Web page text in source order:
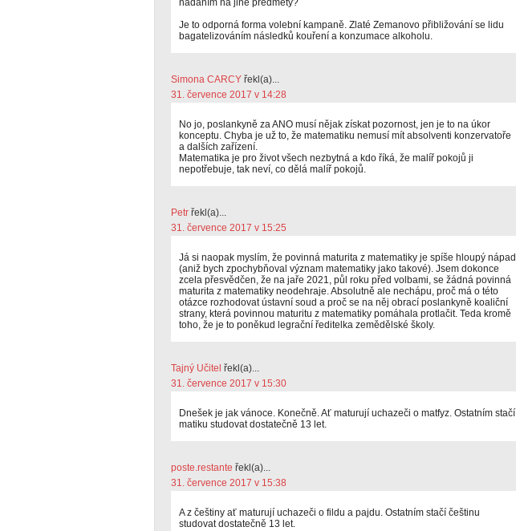
nadáním na jiné předměty?
Je to odporná forma volební kampaně. Zlaté Zemanovo přibližování se lidu
bagatelizováním následků kouření a konzumace alkoholu.
Simona CARCY řekl(a)...
31. července 2017 v 14:28
No jo, poslankyně za ANO musí nějak získat pozornost, jen je to na úkor
konceptu. Chyba je už to, že matematiku nemusí mít absolventi konzervatoře
a dalších zařízení.
Matematika je pro život všech nezbytná a kdo říká, že malíř pokojů ji
nepotřebuje, tak neví, co dělá malíř pokojů.
Petr řekl(a)...
31. července 2017 v 15:25
Já si naopak myslím, že povinná maturita z matematiky je spíše hloupý nápad
(aniž bych zpochybňoval význam matematiky jako takové). Jsem dokonce
zcela přesvědčen, že na jaře 2021, půl roku před volbami, se žádná povinná
maturita z matematiky neodehraje. Absolutně ale nechápu, proč má o této
otázce rozhodovat ústavní soud a proč se na něj obrací poslankyně koaliční
strany, která povinnou maturitu z matematiky pomáhala protlačit. Teda kromě
toho, že je to poněkud legrační ředitelka zemědělské školy.
Tajný Učitel řekl(a)...
31. července 2017 v 15:30
Dnešek je jak vánoce. Konečně. Ať maturují uchazeči o matfyz. Ostatním stačí
matiku studovat dostatečně 13 let.
poste.restante řekl(a)...
31. července 2017 v 15:38
A z češtiny ať maturují uchazeči o fildu a pajdu. Ostatním stačí češtinu
studovat dostatečně 13 let.